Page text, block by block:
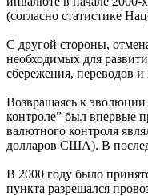
(согласно статистике
С другой стороны,
необходимых для
сбережения, переводов
Возвращаясь к
контроле” был впервые
валютного контроля
долларов США). В
В 2000 году было
пункта разрешался